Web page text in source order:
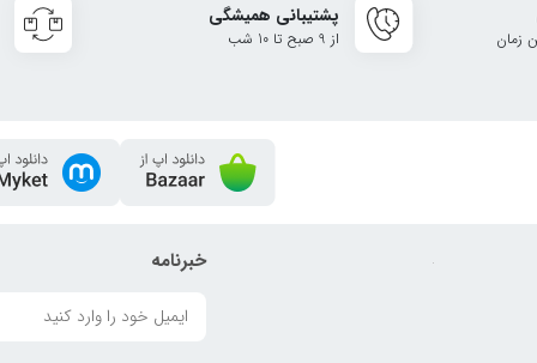
زمان
پشتیبانی همیشگی
از 9 صبح تا 10 شب
خبرنامه